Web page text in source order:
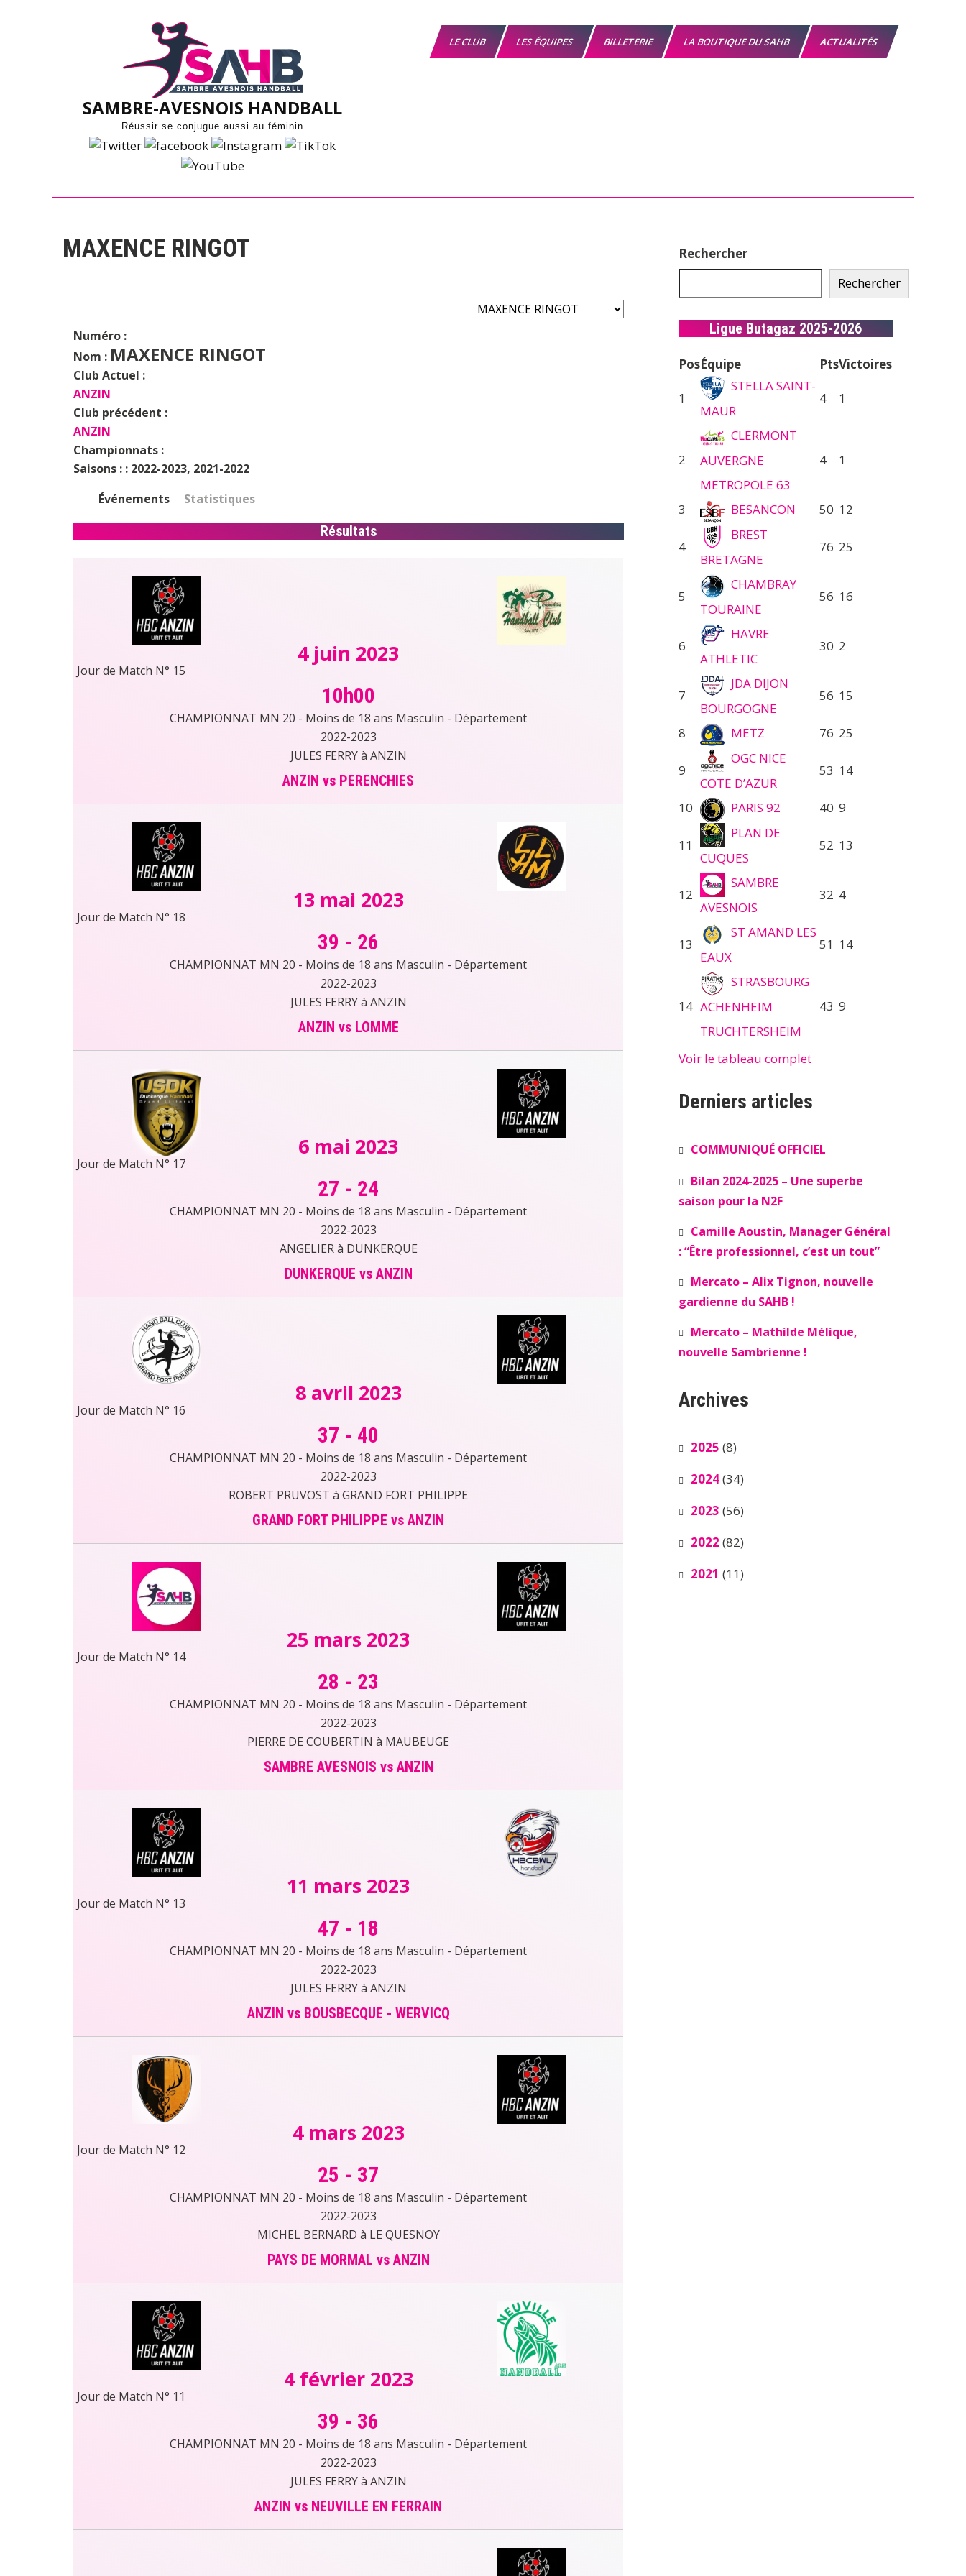
SAMBRE-AVESNOIS HANDBALL
Réussir se conjugue aussi au féminin
LE CLUB LES ÉQUIPES BILLETERIE LA BOUTIQUE DU SAHB ACTUALITÉS
MAXENCE RINGOT
Numéro :
Nom : MAXENCE RINGOT
Club Actuel :
ANZIN
Club précédent :
ANZIN
Championnats :
Saisons : : 2022-2023, 2021-2022
Événements
Statistiques
Résultats
4 juin 2023
Jour de Match N° 15
10h00
CHAMPIONNAT MN 20 - Moins de 18 ans Masculin - Département
2022-2023
JULES FERRY à ANZIN
ANZIN vs PERENCHIES
13 mai 2023
Jour de Match N° 18
39 - 26
CHAMPIONNAT MN 20 - Moins de 18 ans Masculin - Département
2022-2023
JULES FERRY à ANZIN
ANZIN vs LOMME
6 mai 2023
Jour de Match N° 17
27 - 24
CHAMPIONNAT MN 20 - Moins de 18 ans Masculin - Département
2022-2023
ANGELIER à DUNKERQUE
DUNKERQUE vs ANZIN
8 avril 2023
Jour de Match N° 16
37 - 40
CHAMPIONNAT MN 20 - Moins de 18 ans Masculin - Département
2022-2023
ROBERT PRUVOST à GRAND FORT PHILIPPE
GRAND FORT PHILIPPE vs ANZIN
25 mars 2023
Jour de Match N° 14
28 - 23
CHAMPIONNAT MN 20 - Moins de 18 ans Masculin - Département
2022-2023
PIERRE DE COUBERTIN à MAUBEUGE
SAMBRE AVESNOIS vs ANZIN
11 mars 2023
Jour de Match N° 13
47 - 18
CHAMPIONNAT MN 20 - Moins de 18 ans Masculin - Département
2022-2023
JULES FERRY à ANZIN
ANZIN vs BOUSBECQUE - WERVICQ
4 mars 2023
Jour de Match N° 12
25 - 37
CHAMPIONNAT MN 20 - Moins de 18 ans Masculin - Département
2022-2023
MICHEL BERNARD à LE QUESNOY
PAYS DE MORMAL vs ANZIN
4 février 2023
Jour de Match N° 11
39 - 36
CHAMPIONNAT MN 20 - Moins de 18 ans Masculin - Département
2022-2023
JULES FERRY à ANZIN
ANZIN vs NEUVILLE EN FERRAIN
Rechercher
Rechercher
Ligue Butagaz 2025-2026
PosÉquipe PtsVictoires
1
STELLA SAINT-
MAUR
4 1
2
CLERMONT
AUVERGNE
METROPOLE 63
4 1
3 BESANCON 50 12
4
BREST
BRETAGNE
76 25
5
CHAMBRAY
TOURAINE
56 16
6
HAVRE
ATHLETIC
30 2
7
JDA DIJON
BOURGOGNE
56 15
8 METZ 76 25
9
OGC NICE
COTE D’AZUR
53 14
10 PARIS 92 40 9
11
PLAN DE
CUQUES
52 13
12
SAMBRE
AVESNOIS
32 4
13
ST AMAND LES
EAUX
51 14
14
STRASBOURG
ACHENHEIM
TRUCHTERSHEIM
43 9
Voir le tableau complet
Derniers articles
COMMUNIQUÉ OFFICIEL
Bilan 2024-2025 – Une superbe
saison pour la N2F
Camille Aoustin, Manager Général
: “Être professionnel, c’est un tout”
Mercato – Alix Tignon, nouvelle
gardienne du SAHB !
Mercato – Mathilde Mélique,
nouvelle Sambrienne !
Archives
2025 (8)
2024(34)
2023 (56)
2022 (82)
2021 (11)